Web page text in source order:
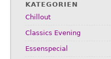
KATEGORIEN
Chillout
Classics Evening
Essenspecial